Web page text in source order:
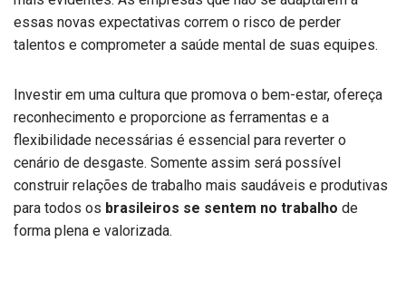
essas novas expectativas correm o risco de perder
talentos e comprometer a saúde mental de suas equipes.
Investir em uma cultura que promova o bem-estar, ofereça
reconhecimento e proporcione as ferramentas e a
flexibilidade necessárias é essencial para reverter o
cenário de desgaste. Somente assim será possível
construir relações de trabalho mais saudáveis e produtivas
para todos os brasileiros se sentem no trabalho de
forma plena e valorizada.